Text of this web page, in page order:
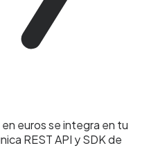
euros se integra en tu
REST API y SDK de